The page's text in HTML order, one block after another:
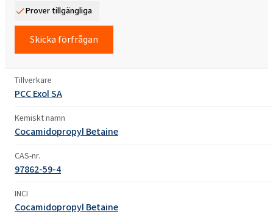
Prover tillgängliga
Skicka förfrågan
Tillverkare
PCC Exol SA
Kemiskt namn
Cocamidopropyl Betaine
CAS-nr.
97862-59-4
INCI
Cocamidopropyl Betaine